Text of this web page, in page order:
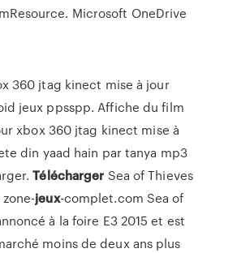
Microsoft OneDrive
360 jtag kinect mise à jour
jeux ppsspp. Affiche du film
xbox 360 jtag kinect mise à
din yaad hain par tanya mp3
Télécharger Sea of Thieves
zone-jeux-complet.com Sea of
à la foire E3 2015 et est
moins de deux ans plus